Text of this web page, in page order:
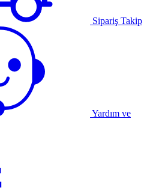
Sipariş Takip
Yardım ve